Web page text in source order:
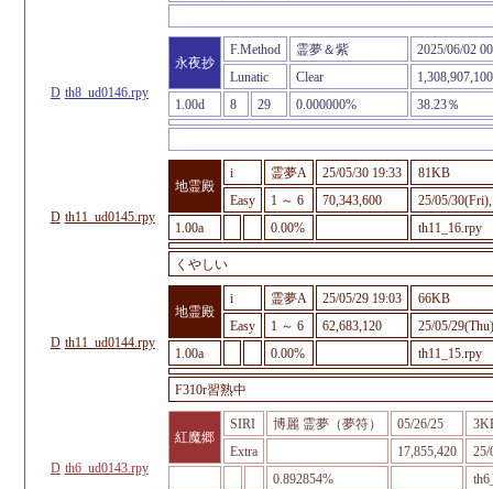
D th8_ud0146.rpy
永夜抄
F.Method 霊夢＆紫
2025/06/02
Lunatic
Clear
1,308,907,100
1.00d
8 29 0.000000% 38.23％
D th11_ud0145.rpy
地霊殿
i 霊夢A 25/05/30 19:33
81KB
Easy
1 ～ 6 70,343,600
25/05/
1.00a
0.00% th11_16.rpy
くやしい
D th11_ud0144.rpy
地霊殿
i 霊夢A 25/05/29 19:03
66KB
Easy
1 ～ 6 62,683,120
25/05/
1.00a
0.00% th11_15.rpy
F310r習熟中
D th6_ud0143.rpy
紅魔郷
SIRI 博麗 霊夢（夢符） 05/26/25
Extra
17,855,420
25/
0.892854%